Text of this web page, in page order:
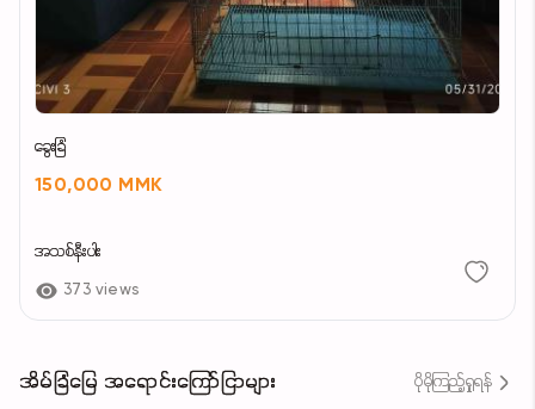
ခွေးခြံ
150,000 MMK
အသစ်နီးပါး
373 views
အိမ်ခြံမြေ အရောင်းကြော်ငြာများ ပိုမိုကြည့်ရှုရန်